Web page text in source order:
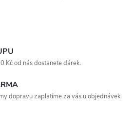
Kč od nás dostanete dárek.
dopravu zaplatíme za vás u objednávek